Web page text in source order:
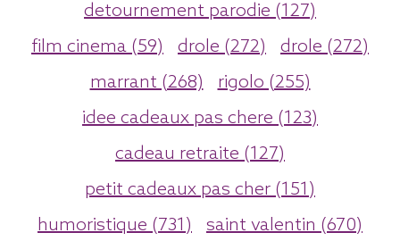
detournement parodie (127)
film cinema (59)
drole (272)
drole (272)
marrant (268)
rigolo (255)
idee cadeaux pas chere (123)
cadeau retraite (127)
petit cadeaux pas cher (151)
humoristique (731)
saint valentin (670)